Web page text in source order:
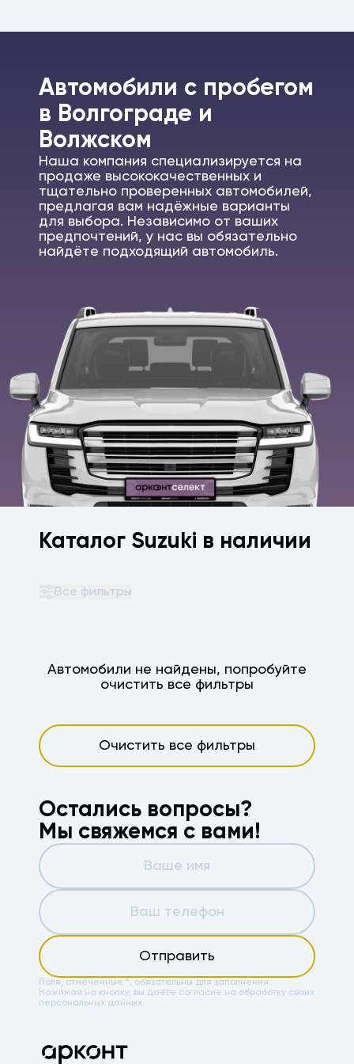
Автомобили c пробегом
в Волгограде и
Волжском
Наша компания специализируется на
продаже высококачественных и
тщательно проверенных автомобилей,
предлагая вам надёжные варианты
для выбора. Независимо от ваших
предпочтений, у нас вы обязательно
найдёте подходящий автомобиль.
Каталог Suzuki в наличии
Автомобили не найдены, попробуйте
очистить все фильтры
Очистить все фильтры
Все фильтры
Остались вопросы?
Мы свяжемся с вами!
Отправить
Поля, отмеченные *, обязательны для заполнения.
Нажимая на кнопку, вы даёте согласие на обработку своих
персональных данных.